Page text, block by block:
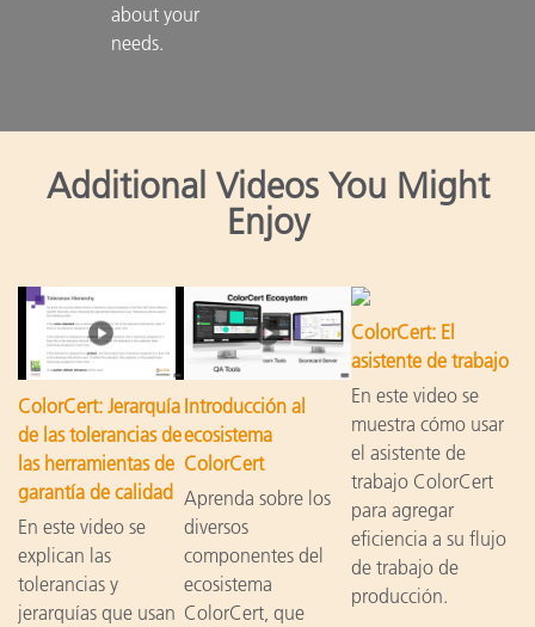
about your
needs.
Additional Videos You Might
Enjoy
ColorCert: Jerarquía
de las tolerancias de
las herramientas de
garantía de calidad
En este video se
explican las
tolerancias y
jerarquías que usan
Introducción al
ecosistema
ColorCert
Aprenda sobre los
diversos
componentes del
ecosistema
ColorCert, que
ColorCert: El
asistente de trabajo
En este video se
muestra cómo usar
el asistente de
trabajo ColorCert
para agregar
eficiencia a su flujo
de trabajo de
producción.